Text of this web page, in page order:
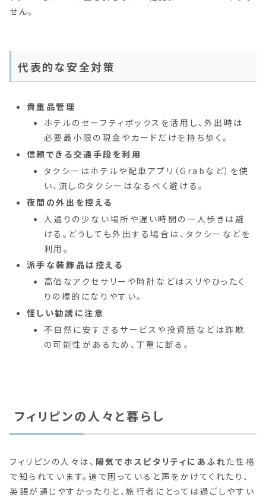
せん。
代表的な安全対策
貴重品管理
ホテルのセーフティボックスを活用し、外出時は
必要最小限の現金やカードだけを持ち歩く。
信頼できる交通手段を利用
タクシーはホテルや配車アプリ（Grabなど）を使
い、流しのタクシーはなるべく避ける。
夜間の外出を控える
人通りの少ない場所や遅い時間の一人歩きは避
ける。どうしても外出する場合は、タクシーなどを
利用。
派手な装飾品は控える
高価なアクセサリーや時計などはスリやひったく
りの標的になりやすい。
怪しい勧誘に注意
不自然に安すぎるサービスや投資話などは詐欺
の可能性があるため、丁重に断る。
フィリピンの人々と暮らし
フィリピンの人々は、 陽気でホスピタリティにあふれた性格
で知られています。道で困っていると声をかけてくれたり、
英語が通じやすかったりと、旅行者にとっては過ごしやすい